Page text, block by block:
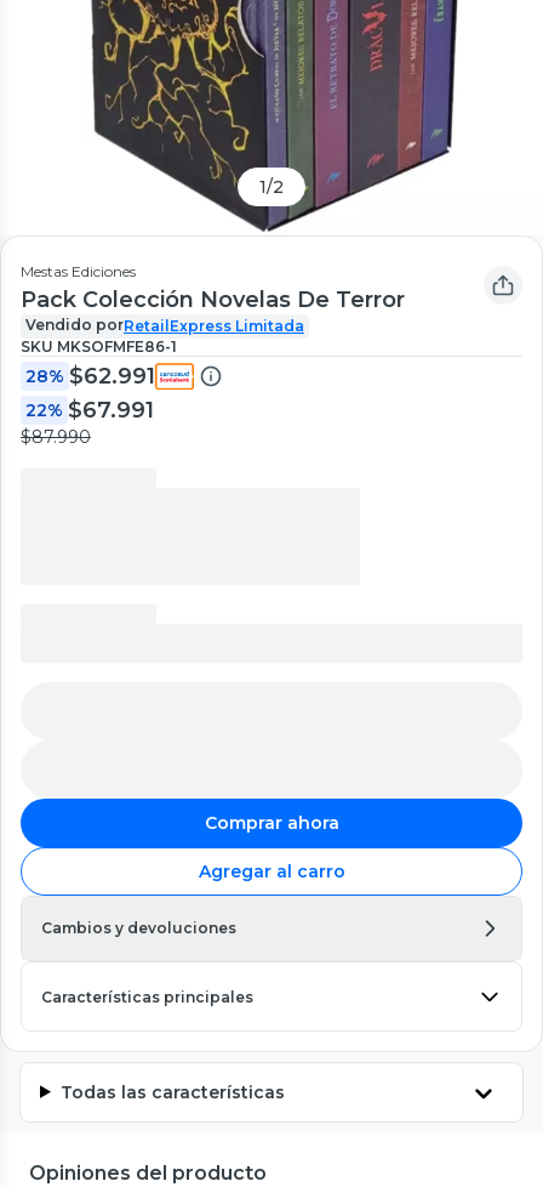
1/2
Mestas Ediciones
Pack Colección Novelas De Terror
Vendido porRetailExpress Limitada
SKU MKSOFMFE86-1
28% $62.991
22% $67.991
$87.990
Comprar ahora
Agregar al carro
Cambios y devoluciones
Características principales
Todas las características
Opiniones del producto